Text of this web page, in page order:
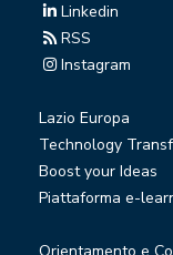
Linkedin
RSS
Instagram
Lazio Europa
Technology
Boost your Ideas
Piattaforma e-